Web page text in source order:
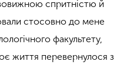
спритністю й
стосовно до мене
факультету,
життя перевернулося з